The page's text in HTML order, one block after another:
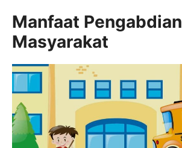
Manfaat Pengabdian
Masyarakat